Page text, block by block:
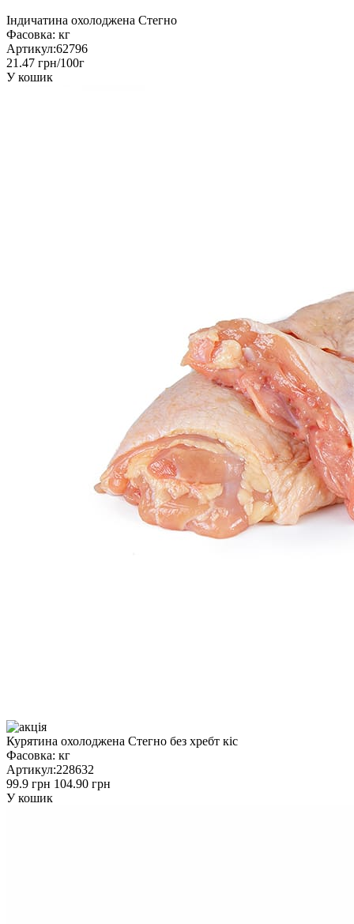
Індичатина охолоджена Стегно
Фасовка: кг
Артикул:62796
21.47 грн/100г
У кошик
Курятина охолоджена Стегно без хребт кіс
Фасовка: кг
Артикул:228632
99.9 грн 104.90 грн
У кошик